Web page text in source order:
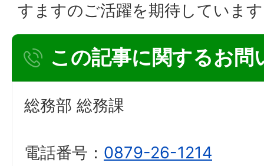
すますのご活躍を期待していま
この記事に関するお問
総務部 総務課
電話番号： 0879-26-1214